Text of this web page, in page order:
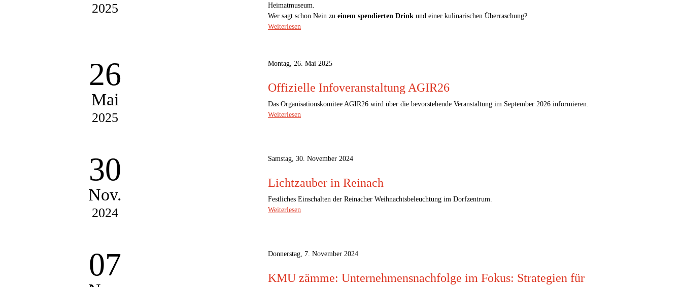
2025
Heimatmuseum.
Wer sagt schon Nein zu einem spendierten Drink und einer kulinarischen Überraschung?
Weiterlesen
26
Mai
2025
Montag, 26. Mai 2025
Offizielle Infoveranstaltung AGIR26
Das Organisationskomitee AGIR26 wird über die bevorstehende Veranstaltung im September 2026 informieren.
Weiterlesen
30
Nov.
2024
Samstag, 30. November 2024
Lichtzauber in Reinach
Festliches Einschalten der Reinacher Weihnachtsbeleuchtung im Dorfzentrum.
Weiterlesen
07 Donnerstag, 7. November 2024
KMU zämme: Unternehmensnachfolge im Fokus: Strategien für